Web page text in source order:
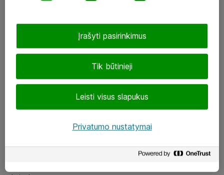
LinkedIn
Tik būtinieji
Leisti visus slapukus
Įrašyti pasirinkimus
Privatumo nustatymai